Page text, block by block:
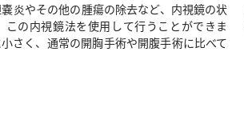
炎やその他の腫瘍の除去など、内視鏡の状
の内視鏡法を使用して行うことができま
さく、通常の開胸手術や開腹手術に比べて